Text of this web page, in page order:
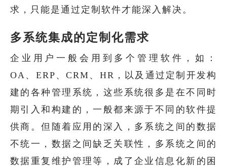
求，只能是通过定制软件才能深入解决。
多系统集成的定制化需求
企业用户一般会用到多个管理软件，如：
OA、ERP、CRM、HR，以及通过定制开发构
建的各种管理系统，这些系统很多是在不同时
期引入和构建的，一般都来源于不同的软件提
供商。但随着应用的深入，多系统之间的数据
不统一，数据之间缺乏关联性，多系统之间的
数据重复维护管理等，成了企业信息化新的困